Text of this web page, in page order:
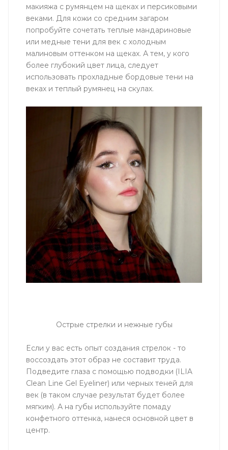
макияжа с румянцем на щеках и персиковыми
веками. Для кожи со средним загаром
попробуйте сочетать теплые мандариновые
или медные тени для век с холодным
малиновым оттенком на щеках. А тем, у кого
более глубокий цвет лица, следует
использовать прохладные бордовые тени на
веках и теплый румянец на скулах.
Острые стрелки и нежные губы
Если у вас есть опыт создания стрелок - то
воссоздать этот образ не составит труда.
Подведите глаза с помощью подводки (ILIA
Clean Line Gel Eyeliner) или черных теней для
век (в таком случае результат будет более
мягким). А на губы используйте помаду
конфетного оттенка, нанеся основной цвет в
центр.